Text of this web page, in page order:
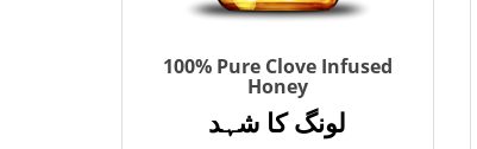
100% Pure Clove Infused
Honey
لونگ کا شہد